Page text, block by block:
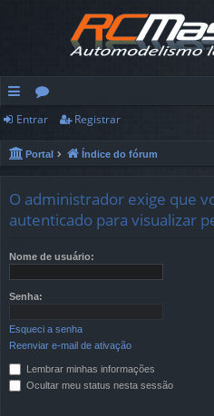
in
ks
pi
os
ór
u
Entrar Registrar
Portal Índice do fórum
O administrador exige que
autenticado para visualizar
Nome de usuário:
Senha:
Esqueci a senha
Reenviar e-mail de ativação
Lembrar minhas informações
Ocultar meu status nesta sessão